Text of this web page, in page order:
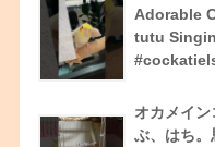
Adorable
tutu
オカメイ
ぶ、はち。